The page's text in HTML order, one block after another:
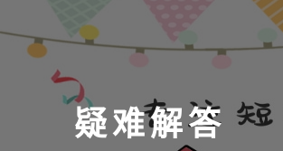
疑难解答